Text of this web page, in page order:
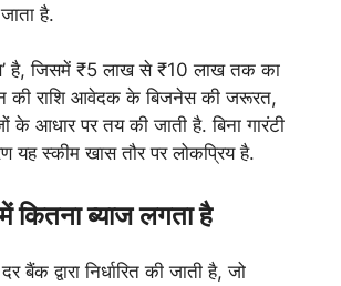
है.
है, जिसमें ₹5 लाख से ₹10 लाख तक का
की राशि आवेदक के बिजनेस की जरूरत,
आधार पर तय की जाती है. बिना गारंटी
यह स्कीम खास तौर पर लोकप्रिय है.
कितना ब्याज लगता है
बैंक द्वारा निर्धारित की जाती है, जो